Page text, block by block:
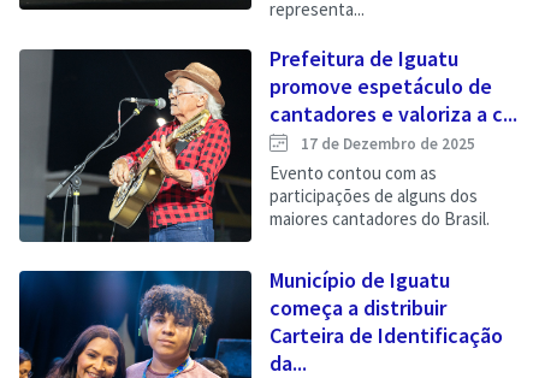
representa...
Prefeitura de Iguatu
promove espetáculo de
cantadores e valoriza a c...
17 de Dezembro de 2025
Evento contou com as
participações de alguns dos
maiores cantadores do Brasil.
Município de Iguatu
começa a distribuir
Carteira de Identificação
da...